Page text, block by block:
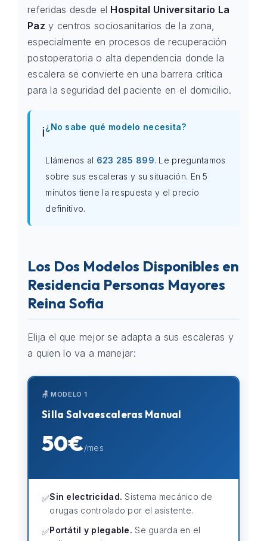
referidas desde el Hospital Universitario La
Paz y centros sociosanitarios de la zona,
especialmente en procesos de recuperación
postoperatoria o alta dependencia donde la
escalera se convierte en una barrera crítica
para la seguridad del paciente en el domicilio.
ℹ️¿No sabe qué modelo necesita?
Llámenos al 623 285 899. Le preguntamos
sobre sus escaleras y su situación. En 5
minutos tiene la respuesta y el precio
definitivo.
Los Dos Modelos Disponibles en
Residencia Personas Mayores
Reina Sofia
Elija el que mejor se adapta a sus escaleras y
a quien lo va a manejar:
🪑 MODELO 1
Silla Salvaescaleras Manual
50€/mes
✅Sin electricidad. Sistema mecánico de
orugas controlado por el asistente.
✅Portátil y plegable. Se guarda en el